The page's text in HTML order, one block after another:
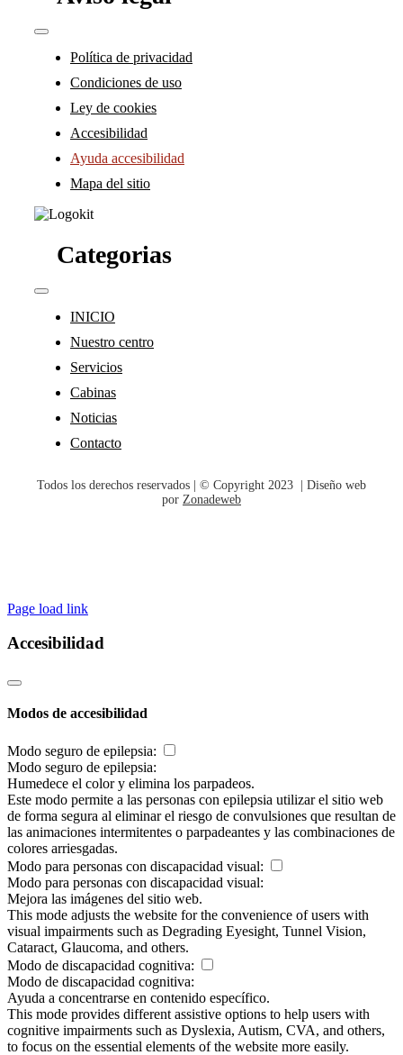
Toggle
NavigationPolítica de privacidad
Condiciones de uso
Ley de cookies
Accesibilidad
Ayuda accesibilidad
Mapa del sitio
Categorias
Toggle
Navigation
INICIO
Nuestro centro
Servicios
Cabinas
Noticias
Contacto
Todos los derechos reservados | © Copyright 2023 | Diseño web
por Zonadeweb
Page load link
Accesibilidad
Modos de accesibilidad
Modo seguro de epilepsia:
Modo seguro de epilepsia:
Humedece el color y elimina los parpadeos.
Este modo permite a las personas con epilepsia utilizar el sitio web
de forma segura al eliminar el riesgo de convulsiones que resultan de
las animaciones intermitentes o parpadeantes y las combinaciones de
colores arriesgadas.
Modo para personas con discapacidad visual:
Modo para personas con discapacidad visual:
Mejora las imágenes del sitio web.
This mode adjusts the website for the convenience of users with
visual impairments such as Degrading Eyesight, Tunnel Vision,
Cataract, Glaucoma, and others.
Modo de discapacidad cognitiva:
Modo de discapacidad cognitiva:
Ayuda a concentrarse en contenido específico.
This mode provides different assistive options to help users with
cognitive impairments such as Dyslexia, Autism, CVA, and others,
to focus on the essential elements of the website more easily.